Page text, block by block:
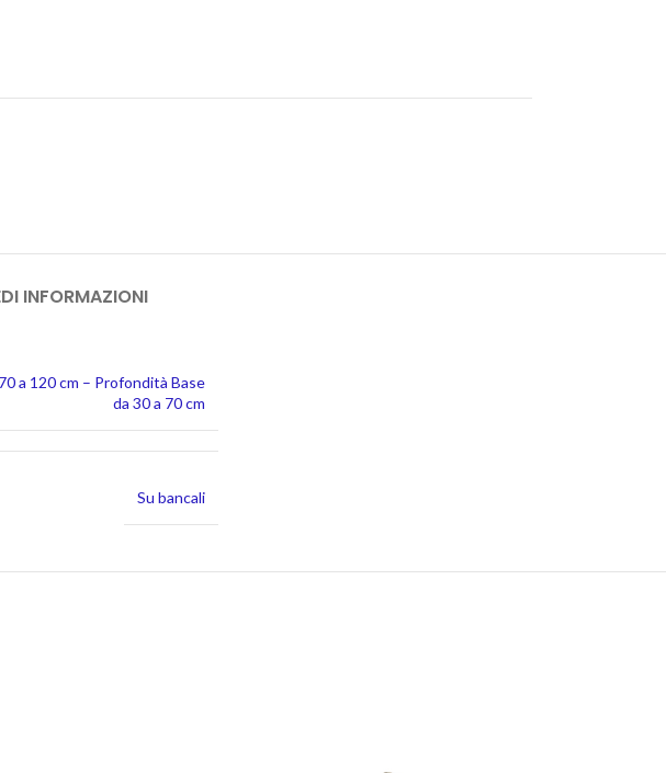
INFORMAZIONI
a 120 cm – Profondità Base
da 30 a 70 cm
Su bancali